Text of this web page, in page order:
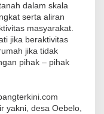
dalam skala
serta aliran
masyarakat.
jika beraktivitas
jika tidak
pihak – pihak
yakni, desa Oebelo,